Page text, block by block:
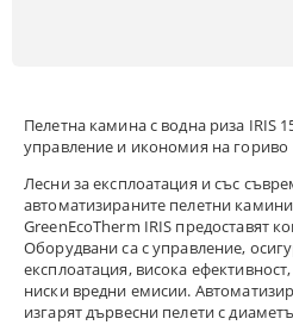
Пелетна камина с водна риза IRIS
управление и икономия на гориво
Лесни за експлоатация и със
автоматизираните пелетни
GreenEcoTherm IRIS предоставят
Оборудвани са с управление,
експлоатация, висока
ниски вредни емисии.
изгарят дървесни пелети с